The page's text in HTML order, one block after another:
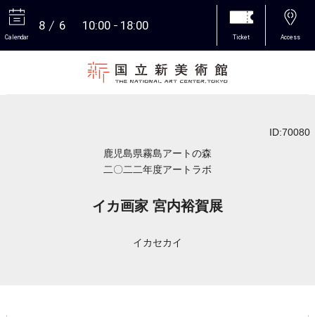
Calendar
8 6 10:00 18:00
Ticket Access
ID:70080
鹿児島県霧島アートの森
二〇二二年度アートラボ
イカ画家 宮内裕賀展
イカセカイ